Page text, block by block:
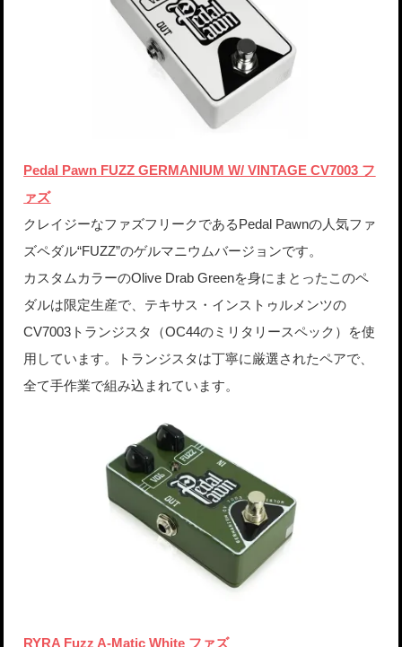
Pedal Pawn FUZZ GERMANIUM W/ VINTAGE CV7003 フ
ァズ
クレイジーなファズフリークであるPedal Pawnの人気ファ
ズペダル“FUZZ”のゲルマニウムバージョンです。
カスタムカラーのOlive Drab Greenを身にまとったこのペ
ダルは限定生産で、テキサス・インストゥルメンツの
CV7003トランジスタ（OC44のミリタリースペック）を使
用しています。トランジスタは丁寧に厳選されたペアで、
全て手作業で組み込まれています。
RYRA Fuzz A-Matic White ファズ